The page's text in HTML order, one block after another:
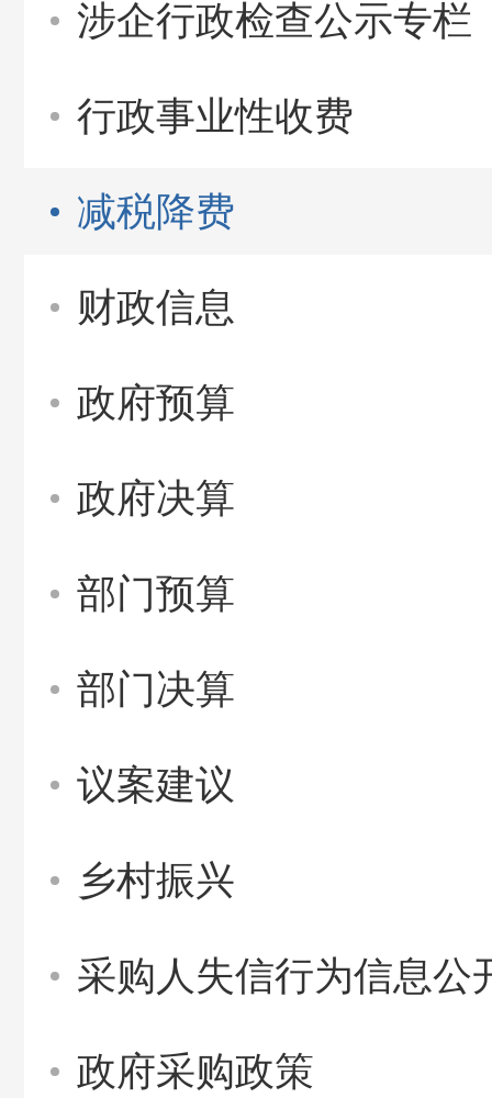
涉企行政检查公示专栏
行政事业性收费
减税降费
财政信息
政府预算
政府决算
部门预算
部门决算
议案建议
乡村振兴
采购人失信行为信息公
政府采购政策